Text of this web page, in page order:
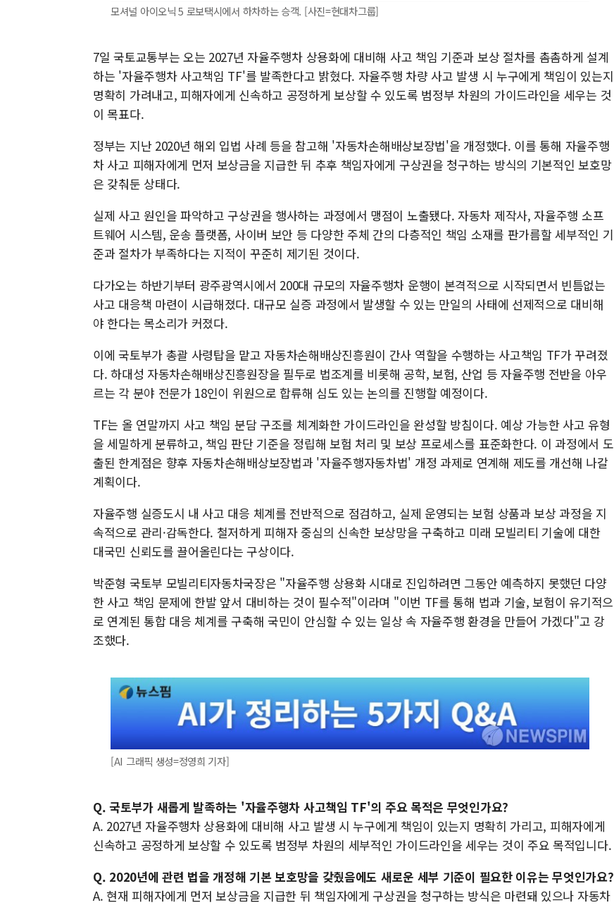
모셔널 아이오닉 5 로보택시에서 하차하는 승객. [사진=현대차그룹]
7일 국토교통부는 오는 2027년 자율주행차 상용화에 대비해 사고 책임 기준과 보상 절차를 촘촘하게 설계
하는 '자율주행차 사고책임 TF'를 발족한다고 밝혔다. 자율주행 차량 사고 발생 시 누구에게 책임이 있는지
명확히 가려내고, 피해자에게 신속하고 공정하게 보상할 수 있도록 범정부 차원의 가이드라인을 세우는 것
이 목표다.
정부는 지난 2020년 해외 입법 사례 등을 참고해 '자동차손해배상보장법'을 개정했다. 이를 통해 자율주행
차 사고 피해자에게 먼저 보상금을 지급한 뒤 추후 책임자에게 구상권을 청구하는 방식의 기본적인 보호망
은 갖춰둔 상태다.
실제 사고 원인을 파악하고 구상권을 행사하는 과정에서 맹점이 노출됐다. 자동차 제작사, 자율주행 소프
트웨어 시스템, 운송 플랫폼, 사이버 보안 등 다양한 주체 간의 다층적인 책임 소재를 판가름할 세부적인 기
준과 절차가 부족하다는 지적이 꾸준히 제기된 것이다.
다가오는 하반기부터 광주광역시에서 200대 규모의 자율주행차 운행이 본격적으로 시작되면서 빈틈없는
사고 대응책 마련이 시급해졌다. 대규모 실증 과정에서 발생할 수 있는 만일의 사태에 선제적으로 대비해
야 한다는 목소리가 커졌다.
이에 국토부가 총괄 사령탑을 맡고 자동차손해배상진흥원이 간사 역할을 수행하는 사고책임 TF가 꾸려졌
다. 하대성 자동차손해배상진흥원장을 필두로 법조계를 비롯해 공학, 보험, 산업 등 자율주행 전반을 아우
르는 각 분야 전문가 18인이 위원으로 합류해 심도 있는 논의를 진행할 예정이다.
TF는 올 연말까지 사고 책임 분담 구조를 체계화한 가이드라인을 완성할 방침이다. 예상 가능한 사고 유형
을 세밀하게 분류하고, 책임 판단 기준을 정립해 보험 처리 및 보상 프로세스를 표준화한다. 이 과정에서 도
출된 한계점은 향후 자동차손해배상보장법과 '자율주행자동차법' 개정 과제로 연계해 제도를 개선해 나갈
계획이다.
자율주행 실증도시 내 사고 대응 체계를 전반적으로 점검하고, 실제 운영되는 보험 상품과 보상 과정을 지
속적으로 관리·감독한다. 철저하게 피해자 중심의 신속한 보상망을 구축하고 미래 모빌리티 기술에 대한
대국민 신뢰도를 끌어올린다는 구상이다.
박준형 국토부 모빌리티자동차국장은 "자율주행 상용화 시대로 진입하려면 그동안 예측하지 못했던 다양
한 사고 책임 문제에 한발 앞서 대비하는 것이 필수적"이라며 "이번 TF를 통해 법과 기술, 보험이 유기적으
로 연계된 통합 대응 체계를 구축해 국민이 안심할 수 있는 일상 속 자율주행 환경을 만들어 가겠다"고 강
조했다.
[AI 그래픽 생성=정영희 기자]
Q. 국토부가 새롭게 발족하는 '자율주행차 사고책임 TF'의 주요 목적은 무엇인가요?
A. 2027년 자율주행차 상용화에 대비해 사고 발생 시 누구에게 책임이 있는지 명확히 가리고, 피해자에게
신속하고 공정하게 보상할 수 있도록 범정부 차원의 세부적인 가이드라인을 세우는 것이 주요 목적입니다.
Q. 2020년에 관련 법을 개정해 기본 보호망을 갖췄음에도 새로운 세부 기준이 필요한 이유는 무엇인가요?
A. 현재 피해자에게 먼저 보상금을 지급한 뒤 책임자에게 구상권을 청구하는 방식은 마련돼 있으나 자동차